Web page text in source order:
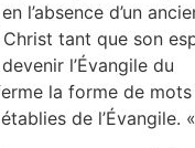
l’absence d’un
tant que son
l’Évangile du
la forme de mots
de l’Évangile.